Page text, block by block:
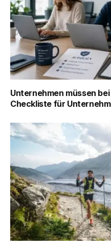
Unternehmen müssen
Checkliste für